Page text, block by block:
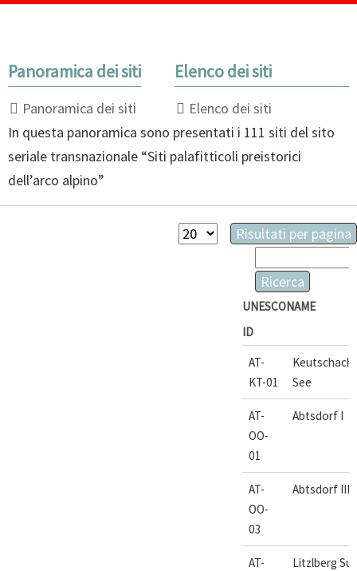
Panoramica dei siti
Panoramica dei siti
Elenco dei siti
Elenco dei siti
In questa panoramica sono presentati i 111 siti del sito
seriale transnazionale “Siti palafitticoli preistorici
dell’arco alpino”
Campi
chiave
Ricerca
Risultati
Risultati per pagina
UNESCO
ID
NAME
AT-
KT-01
See
AT-
OO-
01
Abtsdorf I
AT-
OO-
03
Abtsdorf III
AT-
Litzlberg